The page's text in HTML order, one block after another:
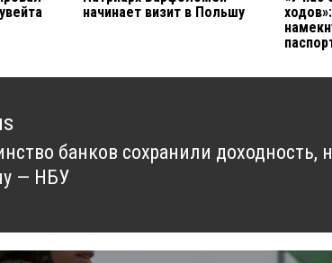
начинает визит в Польшу
банков сохранили доходность,
— НБУ